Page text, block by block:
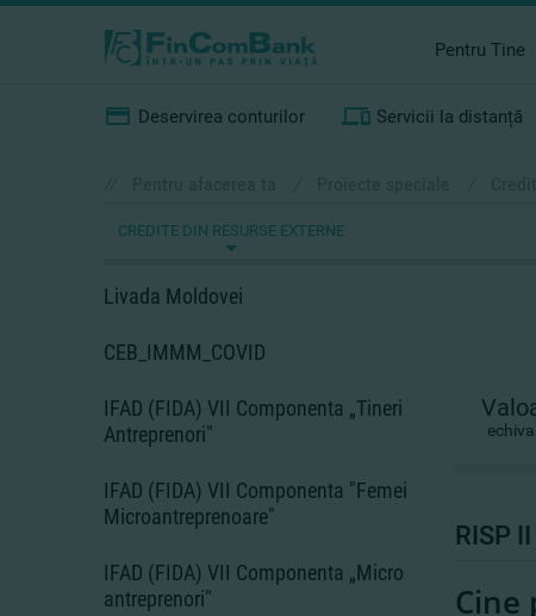
Pentru Tine
Deservirea conturilor Servicii la distanță
CREDITE DIN RESURSE EXTERNE
Livada Moldovei
CEB_IMMM_COVID
IFAD (FIDA) VII Componenta „Tineri
Antreprenori"
IFAD (FIDA) VII Componenta "Femei
Microantreprenoare"
IFAD (FIDA) VII Componenta „Мicro
antreprenori"
RISP
Cine